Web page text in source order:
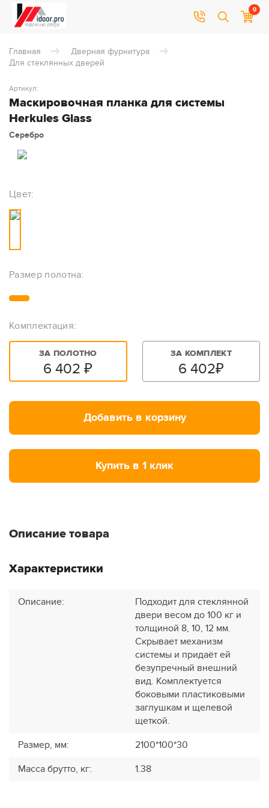
0
Главная
Дверная фурнитура
Для стеклянных дверей
Маскировочная планка для системы
Herkules Glass
Артикул:
Серебро
Цвет:
Размер полотна:
Комплектация:
ЗА ПОЛОТНО
6 402 ₽
ЗА КОМПЛЕКТ
6 402₽
Добавить в корзину
Купить в 1 клик
Описание товара
Характеристики
Описание:
Подходит для стеклянной
двери весом до 100 кг и
толщиной 8, 10, 12 мм.
Скрывает механизм
системы и придаёт ей
безупречный внешний
вид. Комплектуется
боковыми пластиковыми
заглушкам и щелевой
щеткой.
Размер, мм:
2100*100*30
Масса брутто, кг: 1.38